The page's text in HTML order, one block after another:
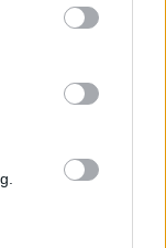
may click to
party tags to
in below Google
quanto dura
cosa significa
le sfide che